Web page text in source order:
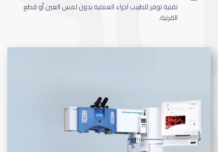
تقنية توفر للطبيب اجراء العملية بدون لمس العين أو قطع
القرنية.